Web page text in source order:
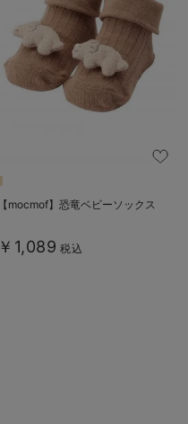
【mocmof】恐竜ベビーソックス
￥1,089 税込